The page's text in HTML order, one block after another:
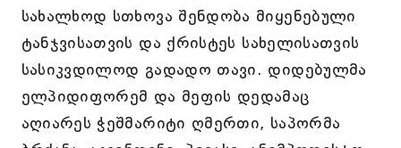
სახალხოდ სთხოვა შენდობა მიყენებული
ტანჯვისათვის და ქრისტეს სახელისათვის
სასიკვდილოდ გადადო თავი. დიდებულმა
ელპიდიფორემ და მეფის დედამაც
აღიარეს ჭეშმარიტი ღმერთი, საპორმა